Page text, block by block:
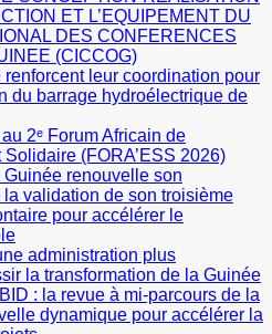
ET L’EQUIPEMENT DU
DES CONFERENCES
(CICCOG)
renforcent leur coordination pour
du barrage hydroélectrique de
2ᵉ Forum Africain de
Solidaire (FORA’ESS 2026)
renouvelle son
validation de son troisième
pour accélérer le
administration plus
la transformation de la Guinée
: la revue à mi-parcours de la
dynamique pour accélérer la